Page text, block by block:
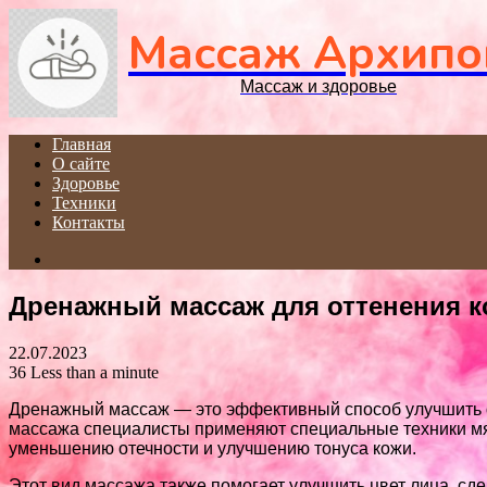
Массаж
Массаж и здоровье
Главная
О сайте
Здоровье
Техники
Контакты
Дренажный массаж для оттенения
22.07.2023
36 Less than a minute
Дренажный массаж — это эффективный способ улучшить
массажа специалисты применяют специальные техники
уменьшению отечности и улучшению тонуса кожи.